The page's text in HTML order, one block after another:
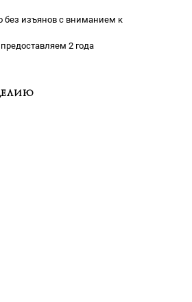
без изъянов с вниманием к
2 года